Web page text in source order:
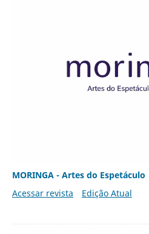
MORINGA - Artes do Espetáculo
Acessar revista
Edição Atual